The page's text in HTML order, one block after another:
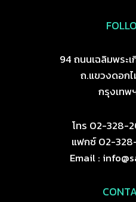
94 ถนนเฉลิมพระ
ถ.แขวงดอกไ
กรุงเทพ
โทร 02-328-
แฟกซ์ 02-
Email :